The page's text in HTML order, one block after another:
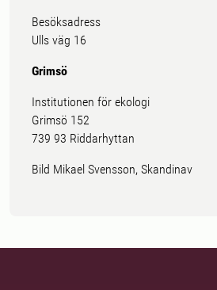
Besöksadress
Ulls väg 16
Grimsö
Institutionen för ekologi
Grimsö 152
739 93 Riddarhyttan
Bild Mikael Svensson, Skandinav